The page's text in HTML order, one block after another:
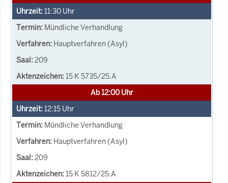
11:30 Uhr
Mündliche Verhandlung
Hauptverfahren (Asyl)
209
15 K 5735/25.A
Ab 12:00 Uhr
12:15 Uhr
Mündliche Verhandlung
Hauptverfahren (Asyl)
209
15 K 5812/25.A